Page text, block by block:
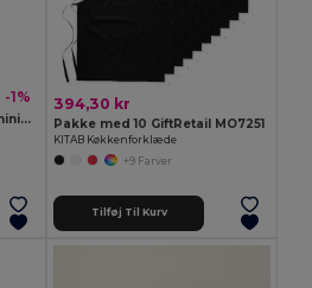
-1%
BOTELIA Flaskeåbner aluminium
394,30 kr
Pakke med 10 GiftRetail MO7251
KITAB Køkkenforklæde
+9 Farver
Tilføj Til Kurv